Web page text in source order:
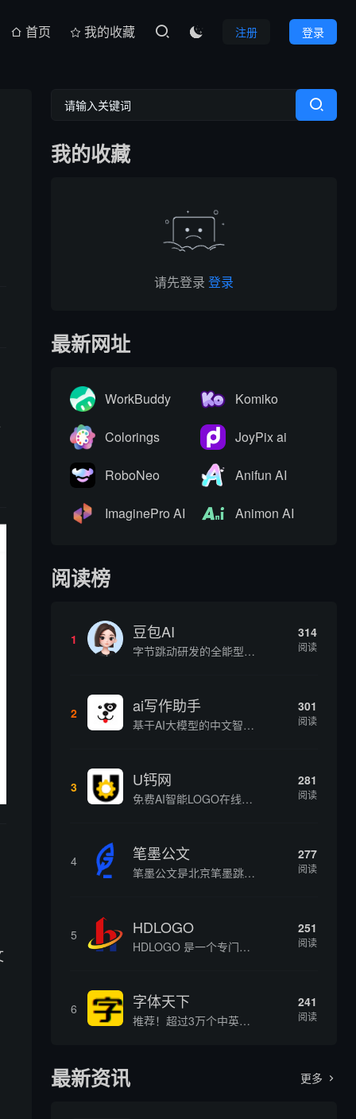
登录
注册

首页 我的收藏
我的收藏
请先登录 登录
最新网址
WorkBuddy Komiko
Colorings JoyPix ai
RoboNeo Anifun AI
ImaginePro AI Animon AI
阅读榜
1 豆包AI
字节跳动研发的全能型AI智能助手，提供智能对话、知识问答、内容创作、学习办公等一站式AI服务
314
阅读
2 ai写作助手
基于AI大模型的中文智能写作工具，面向学生、自媒体、职场人士提供一站式文本创作服务 核心定位 AI写作助手是依托人工智能技术打造的创作辅助平台，专注中文文本生成与优化，帮助用户快速完成各类文案、文章、论文等内容创作，提升写作效率 核心功能 ...
301
阅读
3 U钙网
免费AI智能LOGO在线设计制作平台
281
阅读
4 笔墨公文
笔墨公文是北京笔墨跳动科技旗下垂直公文赛道 AIGC 创作平台，深耕体制公文专业场景，依托海量标准公文语料训练专属大模型。平台整合 AI 公文生成、全维度智能校对、范文库、实时更新素材库、标准化公文模板五大核心板块，兼顾公文快速撰写、文稿合...
277
阅读
5 HDLOGO
HDLOGO 是一个专门整理矢量标志和图标的网站，提供各类品牌和公司的矢量标志下载服务，主要面向设计师、营销人员和企业用户，帮他们获取高质量的品牌标识资源。
251
阅读
6 字体天下
推荐！超过3万个中英文字体免费下载
241
阅读
最新资讯 更多 